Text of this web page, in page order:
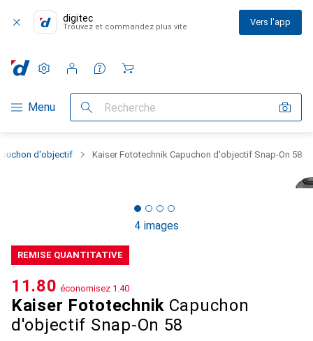
digitec
Trouvez et commandez plus vite Vers l'app
Navigation par catégorie
Menu Recherche
Paramètres
Compte client
Listes de comparaison
Listes d'envies
Panier
d'objectif Kaiser Fototechnik Capuchon d'objectif Snap-On 58
4 images
REMISE QUANTITATIVE
Kaiser Fototechnik Capuchon
d'objectif Snap-On 58
CHF
11.80 économisez CHF
1.40